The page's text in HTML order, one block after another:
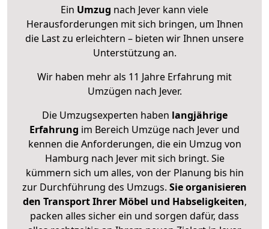
Ein Umzug nach Jever kann viele
Herausforderungen mit sich bringen, um Ihnen
die Last zu erleichtern – bieten wir Ihnen unsere
Unterstützung an.
Wir haben mehr als 11 Jahre Erfahrung mit
Umzügen nach Jever.
Die Umzugsexperten haben langjährige
Erfahrung im Bereich Umzüge nach Jever und
kennen die Anforderungen, die ein Umzug von
Hamburg nach Jever mit sich bringt. Sie
kümmern sich um alles, von der Planung bis hin
zur Durchführung des Umzugs. Sie organisieren
den Transport Ihrer Möbel und Habseligkeiten,
packen alles sicher ein und sorgen dafür, dass